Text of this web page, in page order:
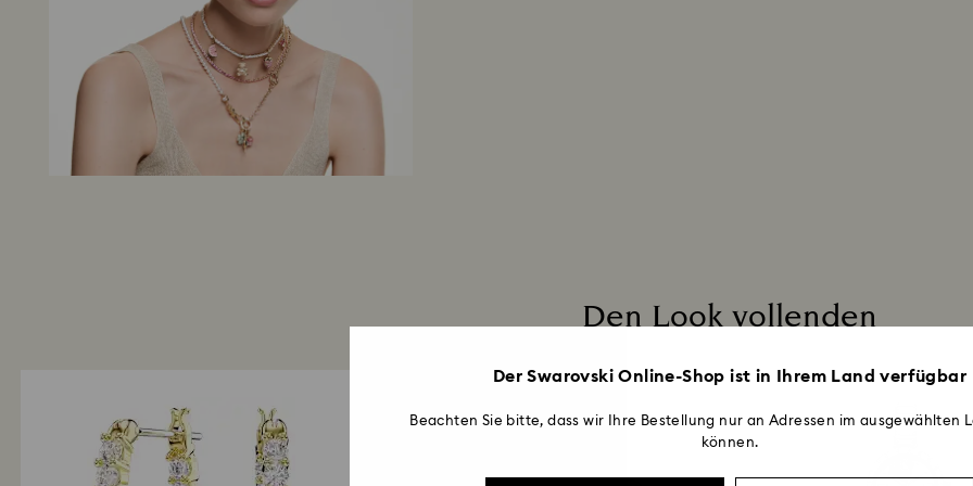
Den Look vollenden
Der Swarovski Online-Shop ist in Ihrem Land verfügbar
Beachten Sie bitte, dass wir Ihre Bestellung nur an Adressen im ausgewählten
können.